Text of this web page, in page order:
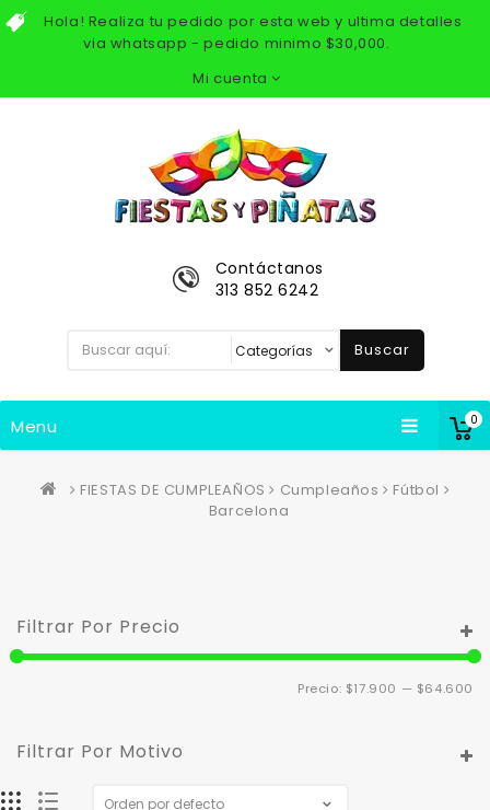
Hola! Realiza tu pedido por esta web y ultima detalles
via whatsapp - pedido minimo $30,000.
Mi cuenta
0
Contáctanos
313 852 6242
Buscar
Menu
FIESTAS DE CUMPLEAÑOS Cumpleaños
Fútbol
Barcelona
Filtrar Por Precio
Precio: $17.900 — $64.600
Filtrar Por Motivo